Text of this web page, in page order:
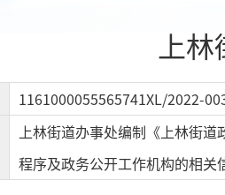
上
1161000055565741XL/2022-
上林街道办事处编制《上林街
程序及政务公开工作机构的相关